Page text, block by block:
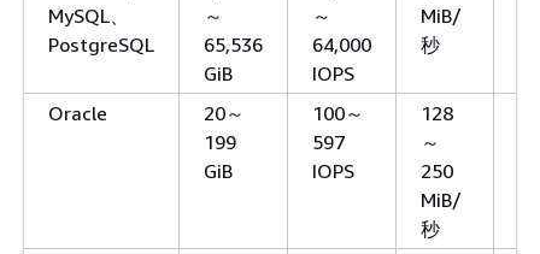
MySQL、
PostgreSQL
～
65,536
GiB
～
64,000
IOPS
MiB/
秒
Oracle
20～
199
GiB
100～
597
IOPS
128
～
250
MiB/
秒